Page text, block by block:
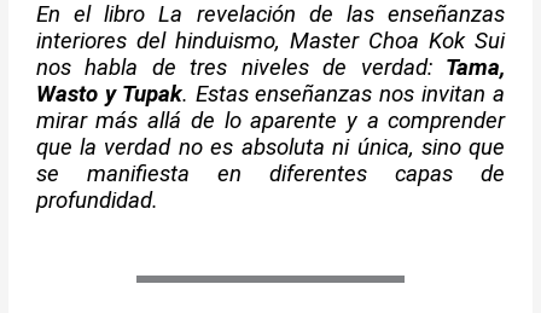
En el libro La revelación de las enseñanzas
interiores del hinduismo, Master Choa Kok Sui
nos habla de tres niveles de verdad: Tama,
Wasto y Tupak. Estas enseñanzas nos invitan a
mirar más allá de lo aparente y a comprender
que la verdad no es absoluta ni única, sino que
se manifiesta en diferentes capas de
profundidad.